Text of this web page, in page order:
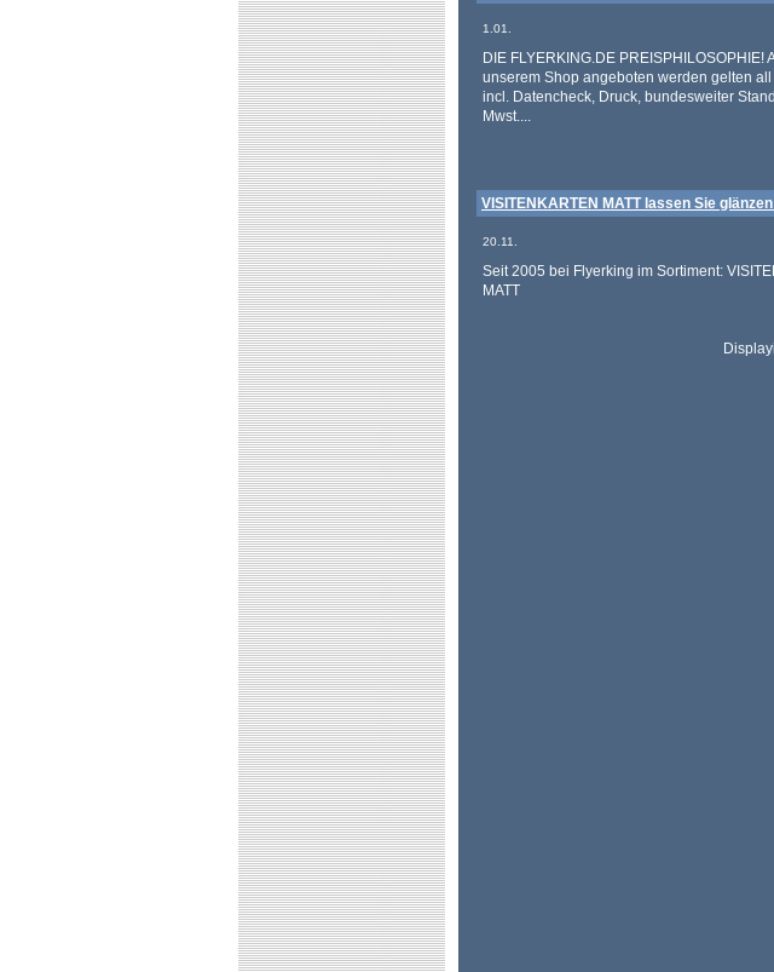
1.01.
DIE FLYERKING.DE
unserem Shop angeboten werden gelten
incl. Datencheck, Druck, bundesweiter
Mwst....
VISITENKARTEN MATT lassen Sie
20.11.
Seit 2005 bei Flyerking im Sortiment:
MATT